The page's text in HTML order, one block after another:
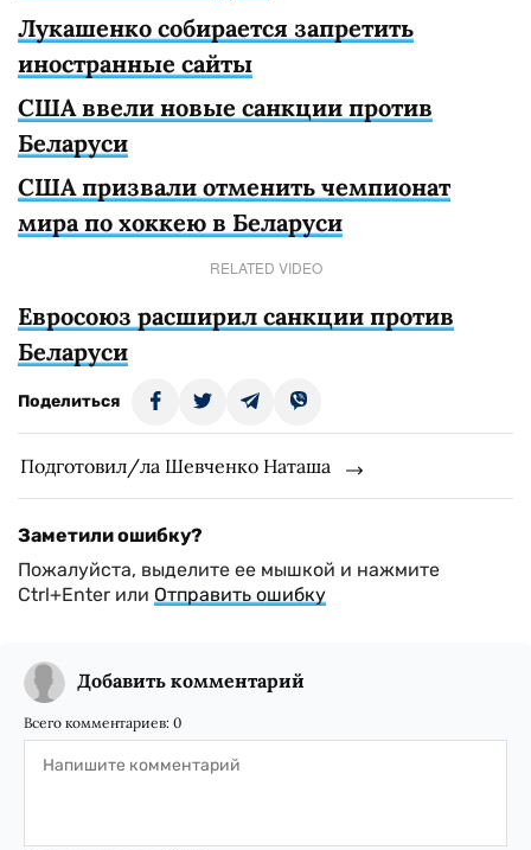
Лукашенко собирается запретить
иностранные сайты
США ввели новые санкции против
Беларуси
США призвали отменить чемпионат
мира по хоккею в Беларуси
RELATED VIDEO
Евросоюз расширил санкции против
Беларуси
Поделиться
Подготовил/ла Шевченко Наташа
Заметили ошибку?
Пожалуйста, выделите ее мышкой и нажмите
Ctrl+Enter или Отправить ошибку
Добавить комментарий
Всего комментариев: 0